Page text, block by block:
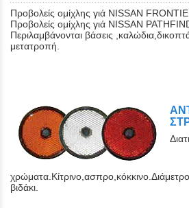
Προβολείς ομίχλης γιά NISSAN
Προβολείς ομίχλης γιά NISSAN
Περιλαμβάνονται βάσεις
μετατροπή.
βιδάκι.